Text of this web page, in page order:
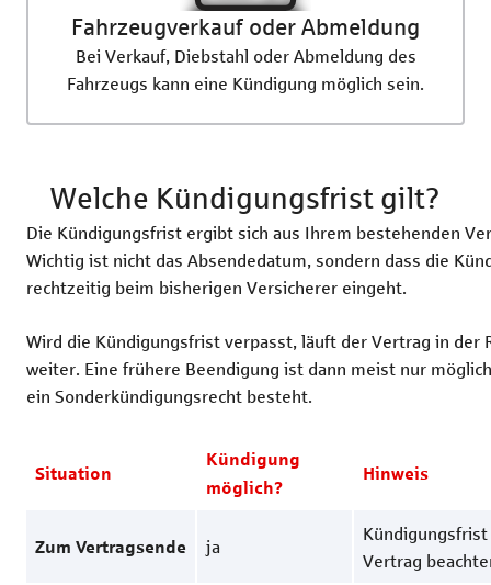
Fahrzeugverkauf oder Abmeldung
Bei Verkauf, Diebstahl oder Abmeldung des
Fahrzeugs kann eine Kündigung möglich sein.
Welche Kündigungsfrist gilt?
Die Kündigungsfrist ergibt sich aus Ihrem bestehenden
Wichtig ist nicht das Absendedatum, sondern dass die
rechtzeitig beim bisherigen Versicherer eingeht.
Wird die Kündigungsfrist verpasst, läuft der Vertrag in der
weiter. Eine frühere Beendigung ist dann meist nur
ein Sonderkündigungsrecht besteht.
Situation
Kündigung
möglich?
Hinweis
Zum Vertragsende ja
Vertrag